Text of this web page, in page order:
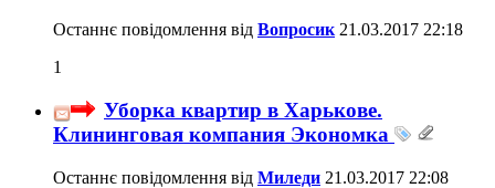
Останнє повідомлення від Вопросик 21.03.2017 22:18
1
Уборка квартир в Харькове.
Клининговая компания Экономка
Останнє повідомлення від Миледи 21.03.2017 22:08